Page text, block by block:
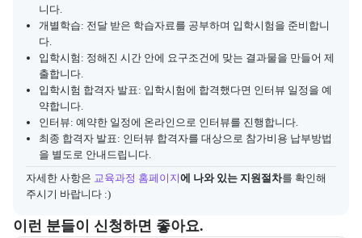
니다.
개별학습: 전달 받은 학습자료를 공부하며 입학시험을 준비합니
다.
입학시험: 정해진 시간 안에 요구조건에 맞는 결과물을 만들어 제
출합니다.
입학시험 합격자 발표: 입학시험에 합격했다면 인터뷰 일정을 예
약합니다.
인터뷰: 예약한 일정에 온라인으로 인터뷰를 진행합니다.
최종 합격자 발표: 인터뷰 합격자를 대상으로 참가비용 납부방법
을 별도로 안내드립니다.
자세한 사항은 교육과정 홈페이지에 나와 있는 지원절차를 확인해
주시기 바랍니다 :)
이런 분들이 신청하면 좋아요.
이 교육과정이 어떤 분들께 추천되는지 항목으로 안내한다. 더보기